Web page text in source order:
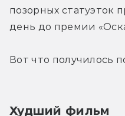
позорных статуэток
день до премии
Вот что получилось
Худший фильм